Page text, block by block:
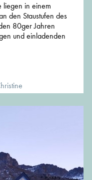
liegen in einem
den Staustufen des
80ger Jahren
und einladenden